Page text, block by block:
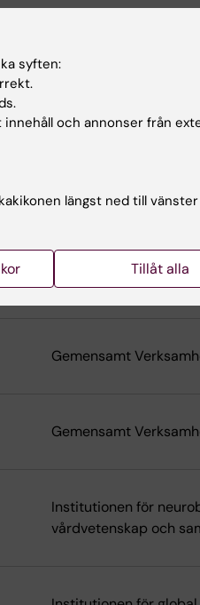
Institutionen för
Institutionen för
kirurgi
Gemensamt
Gemensamt
Institutionen för
vårdvetenskap och
syften:
och annonser från
längst ned till
Tillåt alla